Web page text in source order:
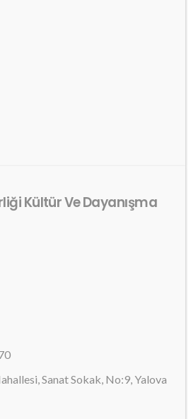
Kültür Ve Dayanışma
Sanat Sokak, No:9, Yalova